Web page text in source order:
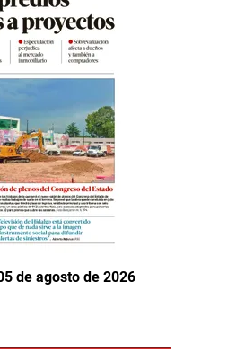
de agosto de 2026